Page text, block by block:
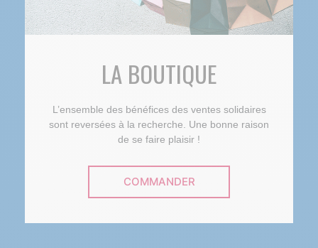
LA BOUTIQUE
L’ensemble des bénéfices des ventes solidaires
sont reversées à la recherche. Une bonne raison
de se faire plaisir !
COMMANDER